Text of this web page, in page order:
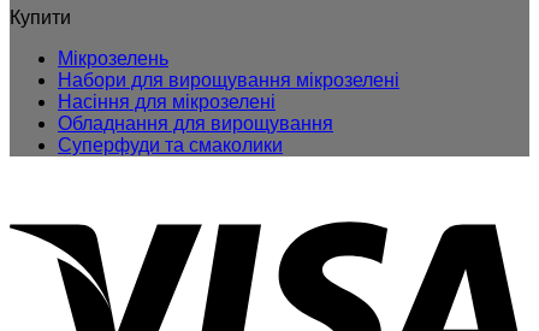
Купити
Мікрозелень
Набори для вирощування мікрозелені
Насіння для мікрозелені
Обладнання для вирощування
Суперфуди та смаколики